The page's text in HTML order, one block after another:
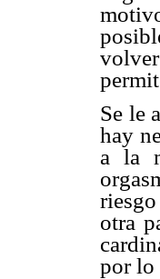
Se le
hay
a la
otra
por lo